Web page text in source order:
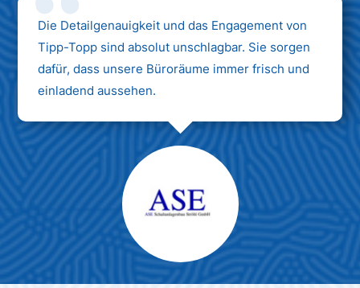
Die Detailgenauigkeit und das Engagement von
Tipp-Topp sind absolut unschlagbar. Sie sorgen
dafür, dass unsere Büroräume immer frisch und
einladend aussehen.
Max Mustermann